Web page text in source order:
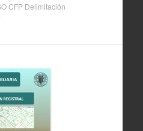
CFP Delimitación